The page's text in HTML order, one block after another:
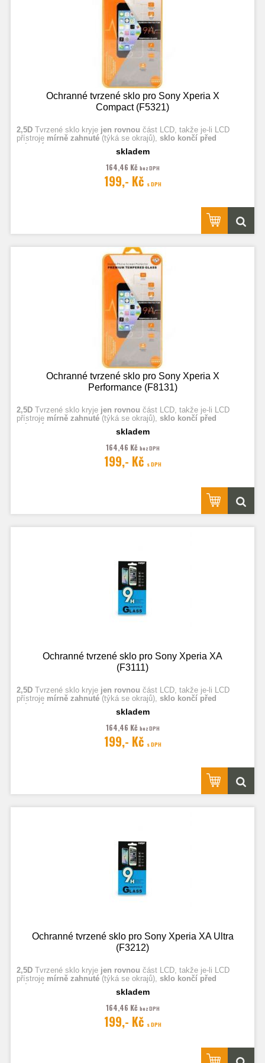
Ochranné tvrzené sklo pro Sony Xperia X
Compact (F5321)
2,5D Tvrzené sklo kryje jen rovnou část LCD, takže je-li LCD
přístroje mírně zahnuté (týká se okrajů), sklo končí před
zahnutím.
Fotografie jsou ilustrační.
skladem
164,46 Kč bez DPH
199,- Kč s DPH
Ochranné tvrzené sklo pro Sony Xperia X
Performance (F8131)
2,5D Tvrzené sklo kryje jen rovnou část LCD, takže je-li LCD
přístroje mírně zahnuté (týká se okrajů), sklo končí před
zahnutím.
Fotografie jsou ilustrační.
skladem
164,46 Kč bez DPH
199,- Kč s DPH
Ochranné tvrzené sklo pro Sony Xperia XA
(F3111)
2,5D Tvrzené sklo kryje jen rovnou část LCD, takže je-li LCD
přístroje mírně zahnuté (týká se okrajů), sklo končí před
zahnutím.
Fotografie jsou ilustrační.
skladem
164,46 Kč bez DPH
199,- Kč s DPH
Ochranné tvrzené sklo pro Sony Xperia XA Ultra
(F3212)
2,5D Tvrzené sklo kryje jen rovnou část LCD, takže je-li LCD
přístroje mírně zahnuté (týká se okrajů), sklo končí před
zahnutím.
Fotografie jsou ilustrační.
skladem
164,46 Kč bez DPH
199,- Kč s DPH